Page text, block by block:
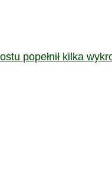
popełnił kilka